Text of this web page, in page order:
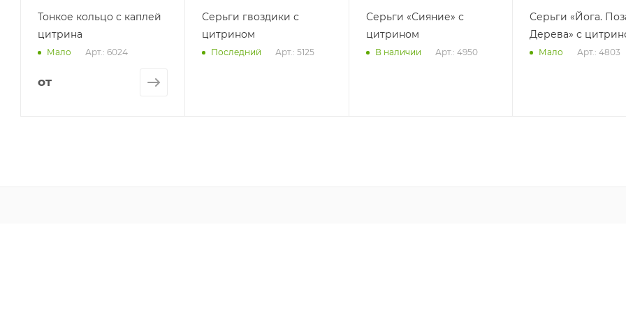
Тонкое кольцо с каплей
цитрина
Мало Арт.: 6024
от
Серьги гвоздики с
цитрином
Последний Арт.: 5125
Серьги «Сияние» с
цитрином
В наличии Арт.: 4950
Серьги «Йога.
Дерева» с
Мало Арт.: 4803